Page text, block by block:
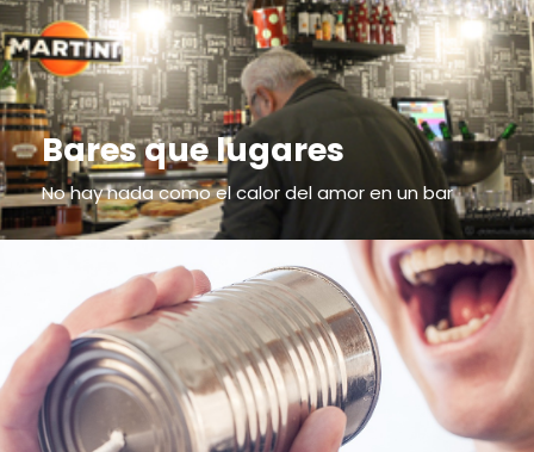
Bares que lugares
No hay nada como el calor del amor en un bar